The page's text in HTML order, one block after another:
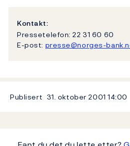
Kontakt:
Pressetelefon: 22 31 60 60
E-post: presse@norges-
Publisert 31. oktober 200114:00